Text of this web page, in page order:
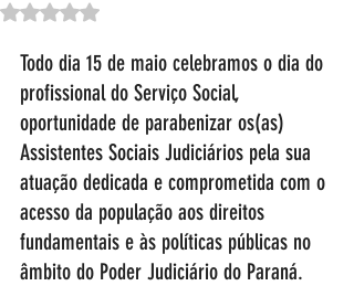
Avaliado com NaN de 5 estrelas.
Todo dia 15 de maio celebramos o dia do
profissional do Serviço Social,
oportunidade de parabenizar os(as)
Assistentes Sociais Judiciários pela sua
atuação dedicada e comprometida com o
acesso da população aos direitos
fundamentais e às políticas públicas no
âmbito do Poder Judiciário do Paraná.